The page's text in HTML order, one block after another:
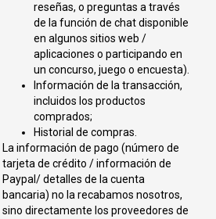
reseñas, o preguntas a través
de la función de chat disponible
en algunos sitios web /
aplicaciones o participando en
un concurso, juego o encuesta).
Información de la transacción,
incluidos los productos
comprados;
Historial de compras.
La información de pago (número de
tarjeta de crédito / información de
Paypal/ detalles de la cuenta
bancaria) no la recabamos nosotros,
sino directamente los proveedores de